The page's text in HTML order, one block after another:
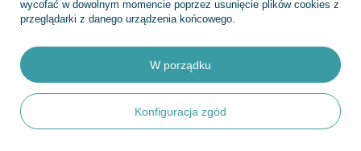
Regulaminy
INFORMACJE
wycofać w dowolnym momencie poprzez usunięcie plików cookies z
przeglądarki z danego urządzenia końcowego.
Konfiguracja zgód
W porządku